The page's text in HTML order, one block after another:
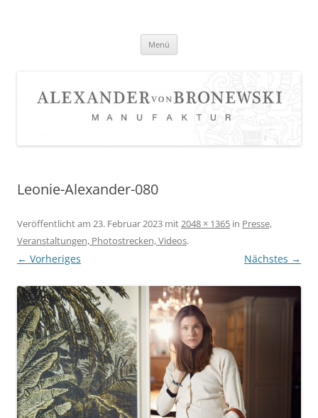
Menü
Leonie-Alexander-080
Veröffentlicht am 23. Februar 2023 mit2048 × 1365 in Presse,
Veranstaltungen, Photostrecken, Videos.
← Vorheriges Nächstes →